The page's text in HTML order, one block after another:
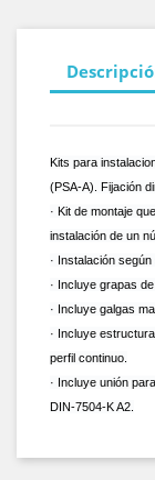
Kits para
(PSA-A). Fijación
· Kit de montaje
instalación de un
· Instalación
· Incluye grapas
· Incluye galgas
· Incluye
perfil continuo.
· Incluye unión
DIN-7504-K A2.